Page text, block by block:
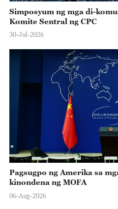
Simposyum ng mga di-
Komite Sentral ng CPC
30-Jul-2026
Pagsugpo ng Amerika sa
kinondena ng MOFA
06-Aug-2026